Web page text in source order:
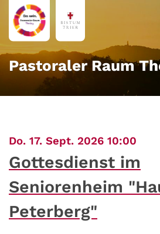
Zum Inhalt springen
Pastoraler Raum
Do. 17. Sept. 2026 10:00
Gottesdienst im
Seniorenheim
Peterberg"